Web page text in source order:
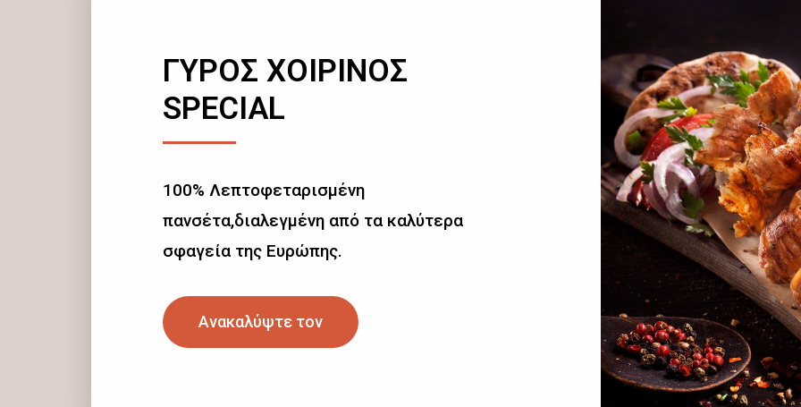
ΓΥΡΟΣ ΧΟΙΡΙΝΟΣ
SPECIAL
100% Λεπτοφεταρισμένη
πανσέτα,διαλεγμένη από τα καλύτερα
σφαγεία της Ευρώπης.
Ανακαλύψτε τον